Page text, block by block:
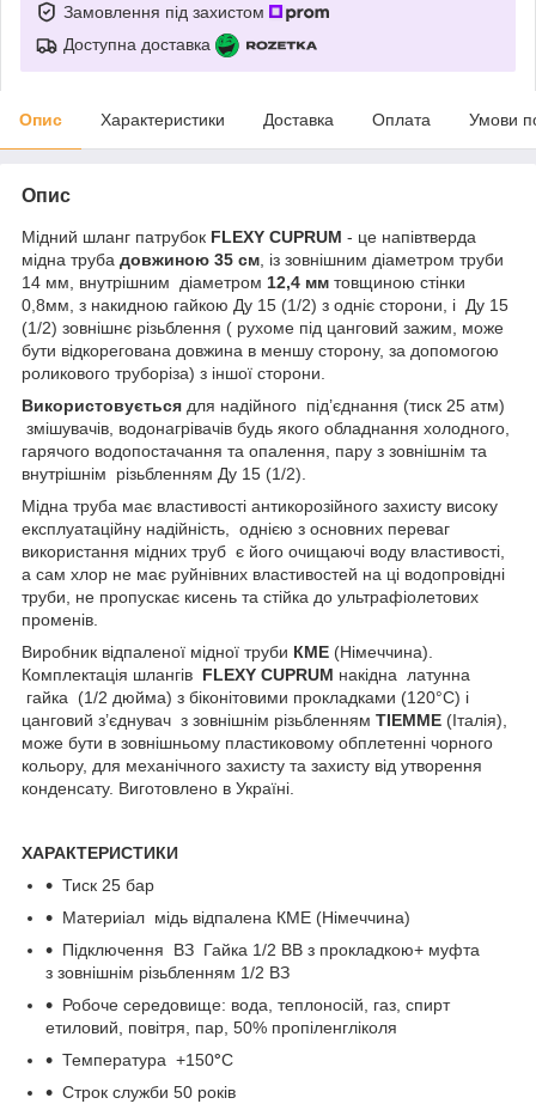
Замовлення під захистом
Доступна доставка
Опис Характеристики Доставка Оплата Умови
Опис
Мідний шланг патрубок FLEXY CUPRUM - це напівтверда
мідна труба довжиною 35 см , із зовнішним діаметром труби
14 мм, внутрішним діаметром 12,4 мм товщиною стінки
0,8мм, з накидною гайкою Ду 15 (1/2) з одніє сторони, і Ду 15
(1/2) зовнішнє різьблення ( рухоме під цанговий зажим, може
бути відкорегована довжина в меншу сторону, за допомогою
роликового труборіза) з іншої сторони.
Використовується для надійного під’єднання (тиск 25 атм)
змішувачів, водонагрівачів будь якого обладнання холодного,
гарячого водопостачання та опалення, пару з зовнішнім та
внутрішнім різьбленням Ду 15 (1/2).
Мідна труба має властивості антикорозійного захисту високу
експлуатаційну надійність, однією з основних переваг
використання мідних труб є його очищаючі воду властивості,
а сам хлор не має руйнівних властивостей на ці водопровідні
труби, не пропускає кисень та стійка до ультрафіолетових
променів.
Виробник відпаленої мідної труби КМЕ (Німеччина).
Комплектація шлангів FLEXY CUPRUM накідна латунна
гайка (1/2 дюйма) з біконітовими прокладками (120°C) і
цанговий з’єднувач з зовнішнім різьбленням TIEMME (Італія),
може бути в зовнішньому пластиковому обплетенні чорного
кольору, для механічного захисту та захисту від утворення
конденсату. Виготовлено в Україні.
ХАРАКТЕРИСТИКИ
Тиск 25 бар
Материіал мідь відпалена КМЕ (Німеччина)
Підключення ВЗ Гайка 1/2 ВВ з прокладкою+ муфта
з зовнішнім різьбленням 1/2 ВЗ
Робоче середовище: вода, теплоносій, газ, спирт
етиловий, повітря, пар, 50% пропіленгліколя
Температура +150°C
Строк служби 50 років